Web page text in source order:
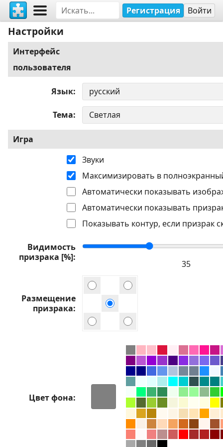
Регистрация Войти
Настройки
Интерфейс
пользователя
Язык
Тема
Игра
Звуки
Максимизировать в
Автоматически показывать
Автоматически показывать
Показывать контур, если призрак
Видимость
призрака [%]
Размещение
призрака
Цвет фона